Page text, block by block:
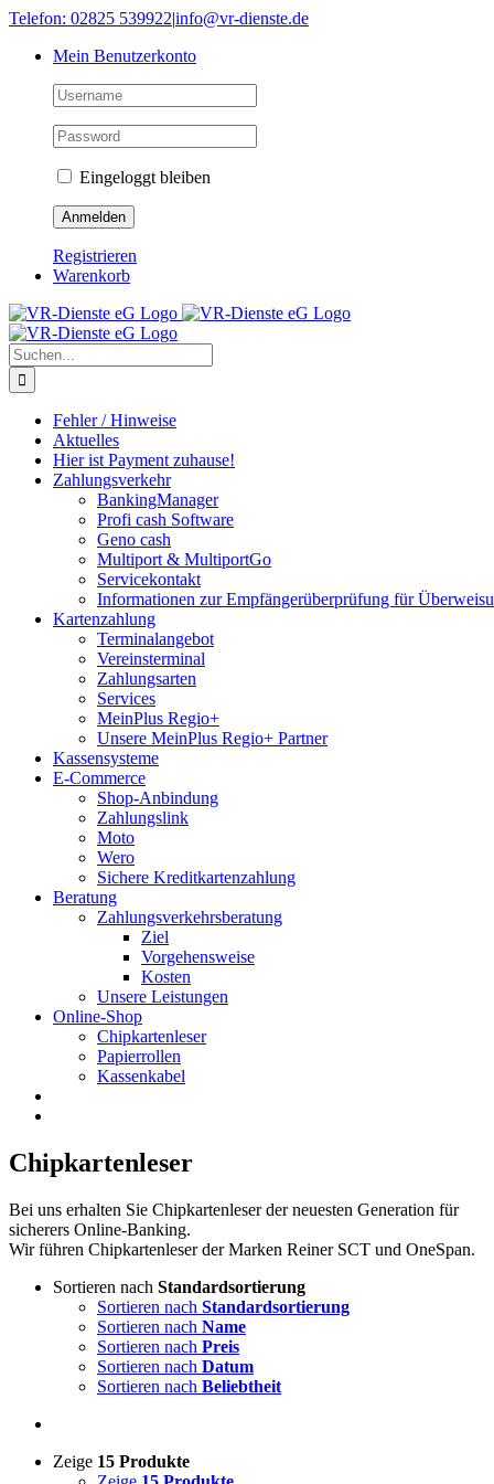
Skip
content
Telefon: 02825 539922|info@vr-dienste.de
Mein Benutzerkonto
Eingeloggt bleiben
Registrieren
Warenkorb
Suche
nach:
Fehler / Hinweise
Aktuelles
Hier ist Payment zuhause!
Zahlungsverkehr
BankingManager
Profi cash Software
Geno cash
Multiport & MultiportGo
Servicekontakt
Informationen zur Empfängerüberprüfung für
Kartenzahlung
Terminalangebot
Vereinsterminal
Zahlungsarten
Services
MeinPlus Regio+
Unsere MeinPlus Regio+ Partner
Kassensysteme
E-Commerce
Shop-Anbindung
Zahlungslink
Moto
Wero
Sichere Kreditkartenzahlung
Beratung
Zahlungsverkehrsberatung
Ziel
Vorgehensweise
Kosten
Unsere Leistungen
Online-Shop
Chipkartenleser
Papierrollen
Kassenkabel
Chipkartenleser
Bei uns erhalten Sie Chipkartenleser der neuesten Generation für
sicherers Online-Banking.
Wir führen Chipkartenleser der Marken Reiner SCT und OneSpan.
Sortieren nach Standardsortierung
Sortieren nach Standardsortierung
Sortieren nach Name
Sortieren nach Preis
Sortieren nach Datum
Sortieren nach Beliebtheit
Zeige 15 Produkte